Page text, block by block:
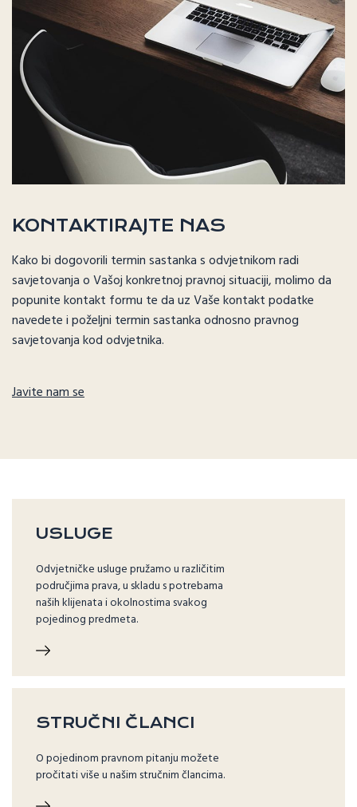
KONTAKTIRAJTE NAS
Kako bi dogovorili termin sastanka s odvjetnikom radi
savjetovanja o Vašoj konkretnoj pravnoj situaciji, molimo da
popunite kontakt formu te da uz Vaše kontakt podatke
navedete i poželjni termin sastanka odnosno pravnog
savjetovanja kod odvjetnika.
Javite nam se
USLUGE
Odvjetničke usluge pružamo u različitim
područjima prava, u skladu s potrebama
naših klijenata i okolnostima svakog
pojedinog predmeta.
STRUČNI ČLANCI
O pojedinom pravnom pitanju možete
pročitati više u našim stručnim člancima.